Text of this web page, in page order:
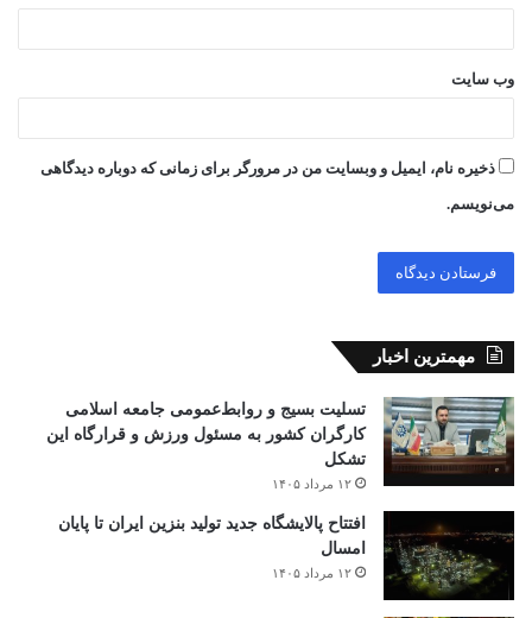
وب‌ سایت
ذخیره نام، ایمیل و وبسایت من در مرورگر برای زمانی که دوباره دیدگاهی
می‌نویسم.
مهمترین اخبار
تسلیت بسیج و روابط‌عمومی جامعه اسلامی
کارگران کشور به مسئول ورزش و قرارگاه این
تشکل
۱۲ مرداد ۱۴۰۵
افتتاح ‌پالایشگاه جدید تولید بنزین ایران تا پایان
امسال
۱۲ مرداد ۱۴۰۵